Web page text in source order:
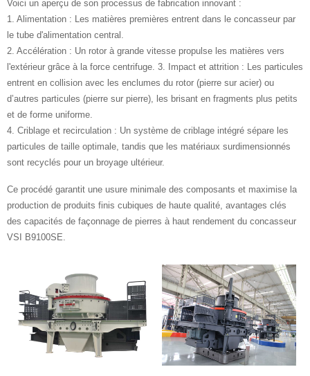
Voici un aperçu de son processus de fabrication innovant :
1. Alimentation : Les matières premières entrent dans le concasseur par
le tube d'alimentation central.
2. Accélération : Un rotor à grande vitesse propulse les matières vers
l'extérieur grâce à la force centrifuge. 3. Impact et attrition : Les particules
entrent en collision avec les enclumes du rotor (pierre sur acier) ou
d’autres particules (pierre sur pierre), les brisant en fragments plus petits
et de forme uniforme.
4. Criblage et recirculation : Un système de criblage intégré sépare les
particules de taille optimale, tandis que les matériaux surdimensionnés
sont recyclés pour un broyage ultérieur.
Ce procédé garantit une usure minimale des composants et maximise la
production de produits finis cubiques de haute qualité, avantages clés
des capacités de façonnage de pierres à haut rendement du concasseur
VSI B9100SE.